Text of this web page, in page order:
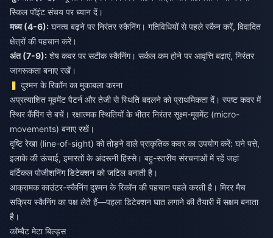
मध्य (4-6): घनत्व बढ़ने पर निरंतर स्कैनिंग। गतिविधियों से पहले स्कैन करें, विवादित
अंत (7-9): शेष कवर पर सटीक स्कैनिंग। सर्कल कम होने पर आवृत्ति बढ़ाएं, निरंतर
जागरूकता बनाए रखें।
दुश्मन के रिकॉन का मुकाबला करना
अप्रत्याशित मूवमेंट पैटर्न और तेजी से स्थिति बदलने को प्राथमिकता दें। स्पष्ट कवर में
स्थिर कैंपिंग से बचें। रक्षात्मक स्थितियों के भीतर निरंतर सूक्ष्म-मूवमेंट (micro-
movements) बनाए रखें।
दृष्टि रेखा (line-of-sight) को तोड़ने वाले प्राकृतिक कवर का उपयोग करें: घने पत्ते,
इलाके की ऊंचाई, इमारतों के अंदरूनी हिस्से। बहु-स्तरीय संरचनाओं में रहें जहां
वर्टिकल पोजीशनिंग डिटेक्शन को जटिल बनाती है।
आक्रामक काउंटर-स्कैनिंग दुश्मन के रिकॉन की पहचान पहले करती है। मिरर मैच
सक्रिय स्कैनिंग का पक्ष लेते हैं—पहला डिटेक्शन घात लगाने की तैयारी में सक्षम बनाता
है।
कॉम्बैट मेटा बिल्ड्स